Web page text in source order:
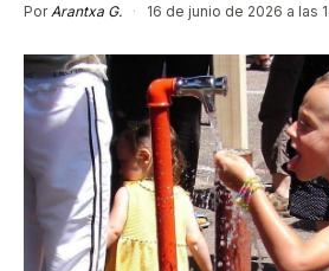
Por Arantxa G. · 16 de junio de 2026 a las